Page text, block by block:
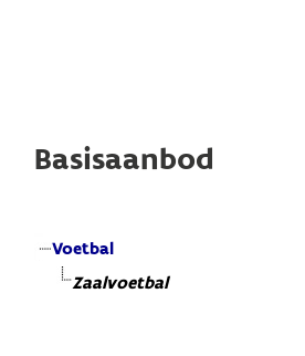
Basisaanbod
Voetbal
Zaalvoetbal